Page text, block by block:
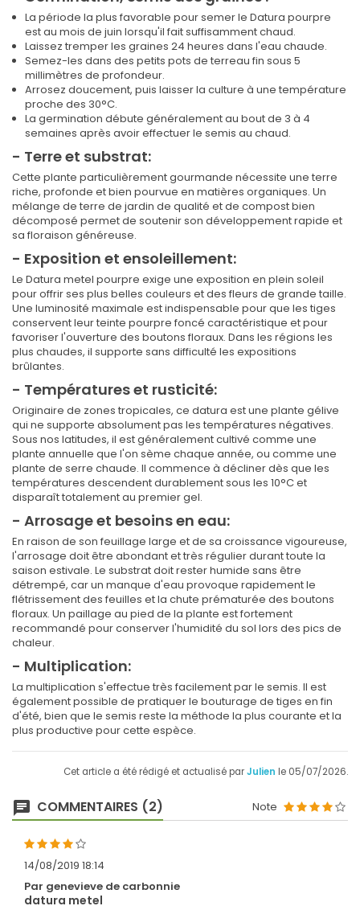
La période la plus favorable pour semer le Datura pourpre
est au mois de juin lorsqu'il fait suffisamment chaud.
Laissez tremper les graines 24 heures dans l'eau chaude.
Semez-les dans des petits pots de terreau fin sous 5
millimètres de profondeur.
Arrosez doucement, puis laisser la culture à une température
proche des 30°C.
La germination débute généralement au bout de 3 à 4
semaines après avoir effectuer le semis au chaud.
- Terre et substrat:
Cette plante particulièrement gourmande nécessite une terre
riche, profonde et bien pourvue en matières organiques. Un
mélange de terre de jardin de qualité et de compost bien
décomposé permet de soutenir son développement rapide et
sa floraison généreuse.
- Exposition et ensoleillement:
Le Datura metel pourpre exige une exposition en plein soleil
pour offrir ses plus belles couleurs et des fleurs de grande taille.
Une luminosité maximale est indispensable pour que les tiges
conservent leur teinte pourpre foncé caractéristique et pour
favoriser l'ouverture des boutons floraux. Dans les régions les
plus chaudes, il supporte sans difficulté les expositions
brûlantes.
- Températures et rusticité:
Originaire de zones tropicales, ce datura est une plante gélive
qui ne supporte absolument pas les températures négatives.
Sous nos latitudes, il est généralement cultivé comme une
plante annuelle que l'on sème chaque année, ou comme une
plante de serre chaude. Il commence à décliner dès que les
températures descendent durablement sous les 10°C et
disparaît totalement au premier gel.
- Arrosage et besoins en eau:
En raison de son feuillage large et de sa croissance vigoureuse,
l'arrosage doit être abondant et très régulier durant toute la
saison estivale. Le substrat doit rester humide sans être
détrempé, car un manque d'eau provoque rapidement le
flétrissement des feuilles et la chute prématurée des boutons
floraux. Un paillage au pied de la plante est fortement
recommandé pour conserver l'humidité du sol lors des pics de
chaleur.
- Multiplication:
La multiplication s'effectue très facilement par le semis. Il est
également possible de pratiquer le bouturage de tiges en fin
d'été, bien que le semis reste la méthode la plus courante et la
plus productive pour cette espèce.
Cet article a été rédigé et actualisé parJulien le 05/07/2026.
COMMENTAIRES (2) Note
14/08/2019 18:14
Par genevieve de carbonnie
datura metel